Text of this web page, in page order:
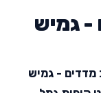
- גמיש
מדדים - גמיש